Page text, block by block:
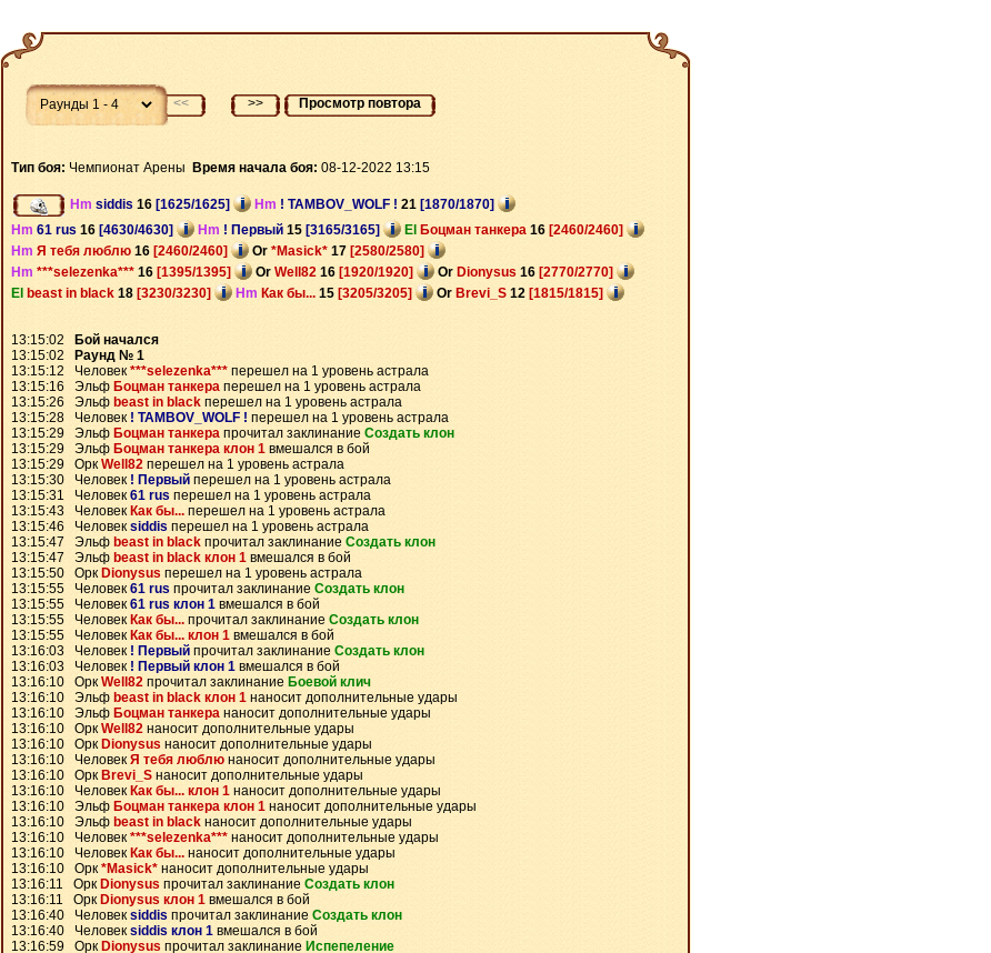
<< >> Просмотр повтора
Тип боя: Чемпионат Арены Время начала боя: 08-12-2022 13:15
Hm siddis 16 [1625/1625] Hm ! TAMBOV_WOLF ! 21 [1870/1870]
Hm 61 rus 16 [4630/4630] Hm ! Первый 15 [3165/3165] El Боцман танкера 16 [2460/2460]
Hm Я тебя люблю 16 [2460/2460] Or *Masick* 17 [2580/2580]
Hm ***selezenka*** 16 [1395/1395] Or Well82 16 [1920/1920] Or Dionysus 16 [2770/2770]
El beast in black 18 [3230/3230] Hm Как бы... 15 [3205/3205] Or Brevi_S 12 [1815/1815]
13:15:02
Бой начался
13:15:02
Раунд № 1
13:15:12 Человек***selezenka*** перешел на 1 уровень астрала
13:15:16 Эльф Боцман танкера перешел на 1 уровень астрала
13:15:26 Эльф beast in black перешел на 1 уровень астрала
13:15:28 Человек ! TAMBOV_WOLF ! перешел на 1 уровень астрала
13:15:29 Эльф Боцман танкера прочитал заклинание Создать клон
13:15:29 Эльф Боцман танкера клон 1 вмешался в бой
13:15:29 ОркWell82 перешел на 1 уровень астрала
13:15:30 Человек ! Первый перешел на 1 уровень астрала
13:15:31 Человек61 rus перешел на 1 уровень астрала
13:15:43 Человек Как бы... перешел на 1 уровень астрала
13:15:46 Человекsiddis перешел на 1 уровень астрала
13:15:47 Эльф beast in black прочитал заклинание Создать клон
13:15:47 Эльф beast in black клон 1 вмешался в бой
13:15:50 Орк Dionysus перешел на 1 уровень астрала
13:15:55 Человек61 rus прочитал заклинание Создать клон
13:15:55 Человек61 rus клон 1 вмешался в бой
13:15:55 Человек Как бы... прочитал заклинание Создать клон
13:15:55 Человек Как бы... клон 1 вмешался в бой
13:16:03 Человек ! Первый прочитал заклинание Создать клон
13:16:03 Человек ! Первый клон 1 вмешался в бой
13:16:10 ОркWell82 прочитал заклинание Боевой клич
13:16:10 Эльф beast in black клон 1 наносит дополнительные удары
13:16:10 Эльф Боцман танкера наносит дополнительные удары
13:16:10 Орк Well82 наносит дополнительные удары
13:16:10 Орк Dionysus наносит дополнительные удары
13:16:10 Человек Я тебя люблю наносит дополнительные удары
13:16:10 Орк Brevi_S наносит дополнительные удары
13:16:10 Человек Как бы... клон 1 наносит дополнительные удары
13:16:10 Эльф Боцман танкера клон 1 наносит дополнительные удары
13:16:10 Эльф beast in black наносит дополнительные удары
13:16:10 Человек***selezenka*** наносит дополнительные удары
13:16:10 Человек Как бы... наносит дополнительные удары
13:16:10 Орк*Masick* наносит дополнительные удары
13:16:11 Орк Dionysus прочитал заклинание Создать клон
13:16:11 Орк Dionysus клон 1 вмешался в бой
13:16:40 Человекsiddis прочитал заклинание Создать клон
13:16:40 Человекsiddis клон 1 вмешался в бой
13:16:59 Орк Dionysus прочитал заклинание Испепеление